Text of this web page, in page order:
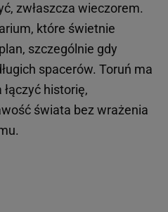
zwłaszcza wieczorem.
które świetnie
szczególnie gdy
spacerów. Toruń ma
historię,
świata bez wrażenia